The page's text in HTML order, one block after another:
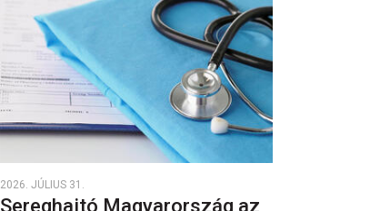
2026. JÚLIUS 31.
Sereghajtó Magyarország az